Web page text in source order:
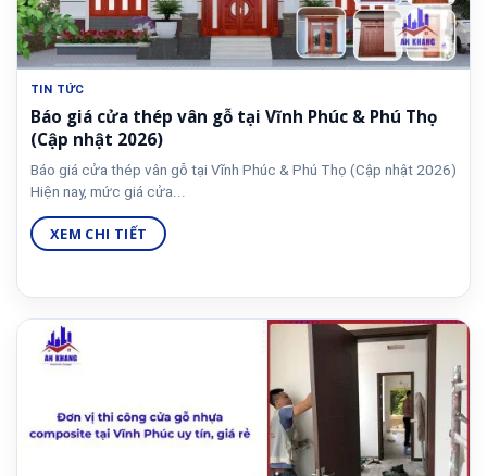
TIN TỨC
Báo giá cửa thép vân gỗ tại Vĩnh Phúc & Phú Thọ
(Cập nhật 2026)
Báo giá cửa thép vân gỗ tại Vĩnh Phúc & Phú Thọ (Cập nhật 2026)
Hiện nay, mức giá cửa...
XEM CHI TIẾT